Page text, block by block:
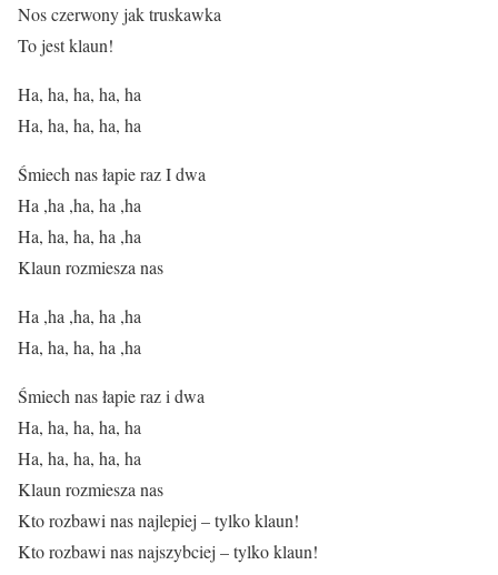
Nos czerwony jak truskawka
To jest klaun!
Ha, ha, ha, ha, ha
Ha, ha, ha, ha, ha
Śmiech nas łapie raz I dwa
Ha ,ha ,ha, ha ,ha
Ha, ha, ha, ha ,ha
Klaun rozmiesza nas
Ha ,ha ,ha, ha ,ha
Ha, ha, ha, ha ,ha
Śmiech nas łapie raz i dwa
Ha, ha, ha, ha, ha
Ha, ha, ha, ha, ha
Klaun rozmiesza nas
Kto rozbawi nas najlepiej – tylko klaun!
Kto rozbawi nas najszybciej – tylko klaun!